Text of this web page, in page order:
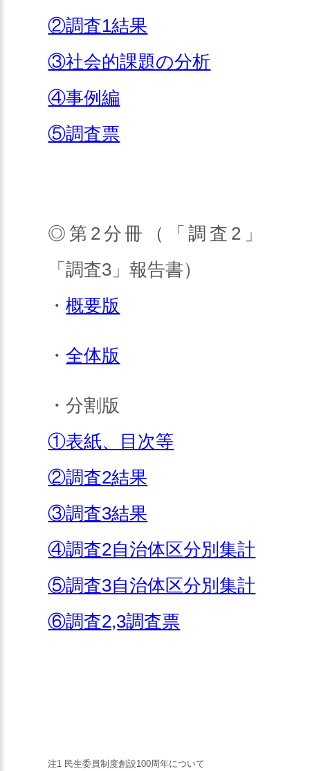
②調査1結果
③社会的課題の分析
④事例編
⑤調査票
◎第2分冊（「調査2」
「調査3」報告書）
・概要版
・全体版
・分割版
①表紙、目次等
②調査2結果
③調査3結果
④調査2自治体区分別集計
⑤調査3自治体区分別集計
⑥調査2,3調査票
注1 民生委員制度創設100周年について